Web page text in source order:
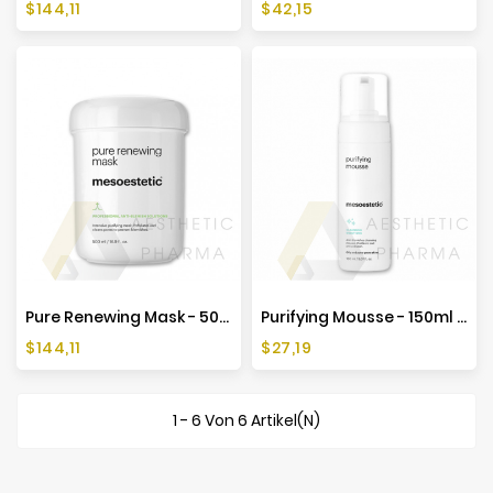
Preis
$144,11
Preis
$42,15
Pure Renewing Mask - 500ml - Mesoestetic
Preis
$144,11
Purifying Mousse - 150ml - Mesoestetic
Preis
$27,19
1 - 6 Von 6 Artikel(n)